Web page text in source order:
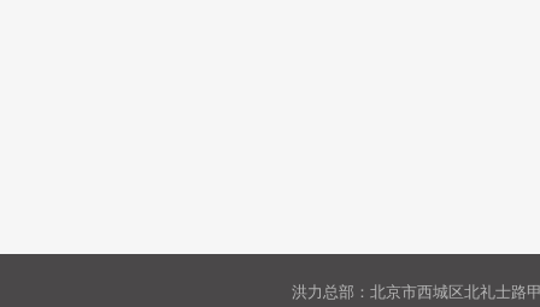
洪力总部：北京市西城区北礼士路